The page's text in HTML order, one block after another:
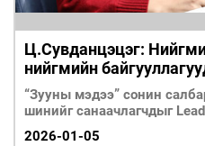
Ц.Сувданцэцэг:
нийгмийн
үүрэгтэй
“Зууны мэдээ” сонин
шинийг санаачлагчдыг
урьж, Монгол Улс
2026-01-05